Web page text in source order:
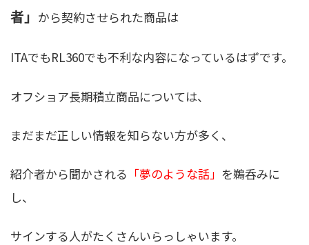
者」 から契約させられた商品は
ITAでもRL360でも不利な内容になっているはずです。
オフショア長期積立商品については、
まだまだ正しい情報を知らない方が多く、
紹介者から聞かされる 「夢のような話」 を鵜呑みに
し、
サインする人がたくさんいらっしゃいます。